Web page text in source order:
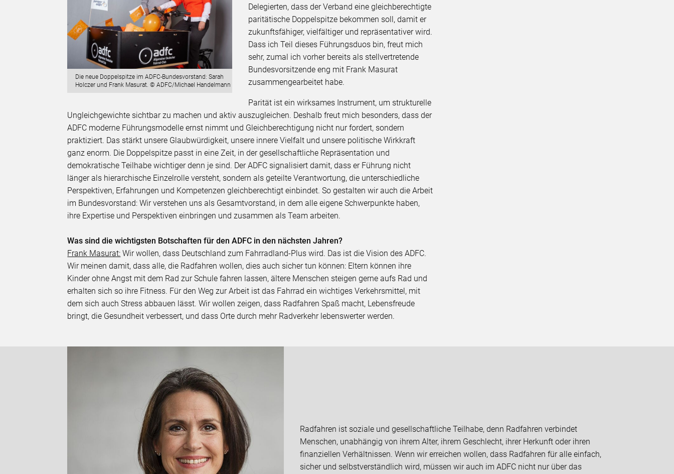
Die neue Doppelspitze im ADFC-Bundesvorstand: Sarah
Holczer und Frank Masurat. © ADFC/Michael Handelmann
Delegierten, dass der Verband eine gleichberechtigte
paritätische Doppelspitze bekommen soll, damit er
zukunftsfähiger, vielfältiger und repräsentativer wird.
Dass ich Teil dieses Führungsduos bin, freut mich
sehr, zumal ich vorher bereits als stellvertretende
Bundesvorsitzende eng mit Frank Masurat
zusammengearbeitet habe.
Parität ist ein wirksames Instrument, um strukturelle
Ungleichgewichte sichtbar zu machen und aktiv auszugleichen. Deshalb freut mich besonders, dass der
ADFC moderne Führungsmodelle ernst nimmt und Gleichberechtigung nicht nur fordert, sondern
praktiziert. Das stärkt unsere Glaubwürdigkeit, unsere innere Vielfalt und unsere politische Wirkkraft
ganz enorm. Die Doppelspitze passt in eine Zeit, in der gesellschaftliche Repräsentation und
demokratische Teilhabe wichtiger denn je sind. Der ADFC signalisiert damit, dass er Führung nicht
länger als hierarchische Einzelrolle versteht, sondern als geteilte Verantwortung, die unterschiedliche
Perspektiven, Erfahrungen und Kompetenzen gleichberechtigt einbindet. So gestalten wir auch die Arbeit
im Bundesvorstand: Wir verstehen uns als Gesamtvorstand, in dem alle eigene Schwerpunkte haben,
ihre Expertise und Perspektiven einbringen und zusammen als Team arbeiten.
Was sind die wichtigsten Botschaften für den ADFC in den nächsten Jahren?
Frank Masurat: Wir wollen, dass Deutschland zum Fahrradland-Plus wird. Das ist die Vision des ADFC.
Wir meinen damit, dass alle, die Radfahren wollen, dies auch sicher tun können: Eltern können ihre
Kinder ohne Angst mit dem Rad zur Schule fahren lassen, ältere Menschen steigen gerne aufs Rad und
erhalten sich so ihre Fitness. Für den Weg zur Arbeit ist das Fahrrad ein wichtiges Verkehrsmittel, mit
dem sich auch Stress abbauen lässt. Wir wollen zeigen, dass Radfahren Spaß macht, Lebensfreude
bringt, die Gesundheit verbessert, und dass Orte durch mehr Radverkehr lebenswerter werden.
Radfahren ist soziale und gesellschaftliche Teilhabe, denn Radfahren verbindet
Menschen, unabhängig von ihrem Alter, ihrem Geschlecht, ihrer Herkunft oder ihren
finanziellen Verhältnissen. Wenn wir erreichen wollen, dass Radfahren für alle einfach,
sicher und selbstverständlich wird, müssen wir auch im ADFC nicht nur über das